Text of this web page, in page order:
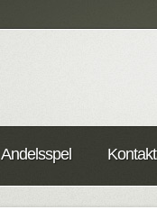
Andelsspel